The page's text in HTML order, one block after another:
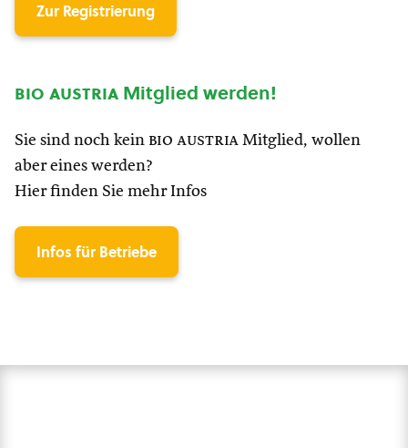
Zur Registrierung
bio austria Mitglied werden!
Sie sind noch kein bio austria Mitglied, wollen
aber eines werden?
Hier finden Sie mehr Infos
Infos für Betriebe